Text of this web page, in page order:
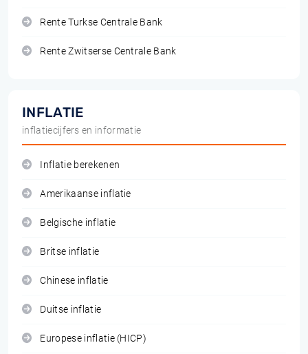
Rente Turkse Centrale Bank
Rente Zwitserse Centrale Bank
INFLATIE
inflatiecijfers en informatie
Inflatie berekenen
Amerikaanse inflatie
Belgische inflatie
Britse inflatie
Chinese inflatie
Duitse inflatie
Europese inflatie (HICP)